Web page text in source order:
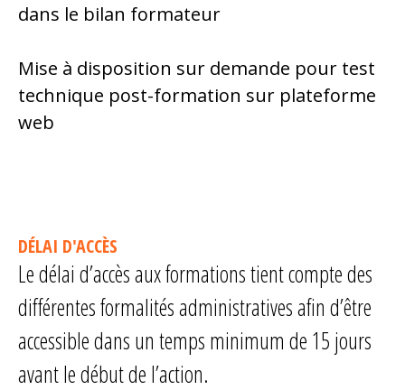
dans le bilan formateur
Mise à disposition sur demande pour test
technique post-formation sur plateforme
web
DÉLAI D'ACCÈS
Le délai d’accès aux formations tient compte des
différentes formalités administratives afin d’être
accessible dans un temps minimum de 15 jours
avant le début de l’action.